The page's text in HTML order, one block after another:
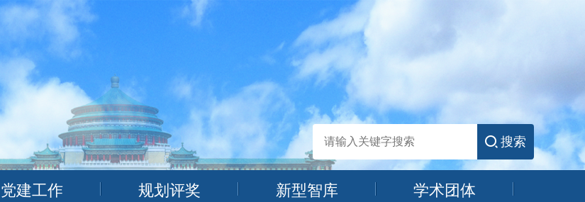
搜索
党建工作 规划评奖 新型智库
学术团体